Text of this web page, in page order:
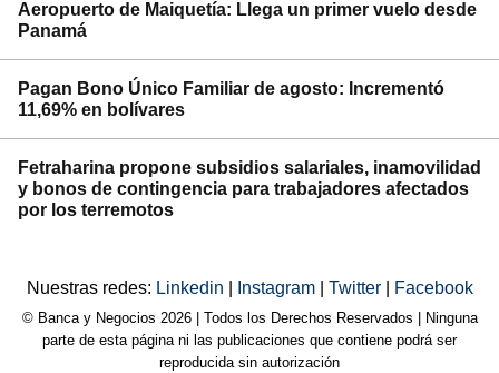
Aeropuerto de Maiquetía: Llega un primer vuelo desde
Panamá
Pagan Bono Único Familiar de agosto: Incrementó
11,69% en bolívares
Fetraharina propone subsidios salariales, inamovilidad
y bonos de contingencia para trabajadores afectados
por los terremotos
Nuestras redes: Linkedin Instagram Twitter Facebook
© Banca y Negocios 2026 | Todos los Derechos Reservados | Ninguna
parte de esta página ni las publicaciones que contiene podrá ser
reproducida sin autorización